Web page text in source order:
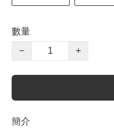
數量
−
+
簡介